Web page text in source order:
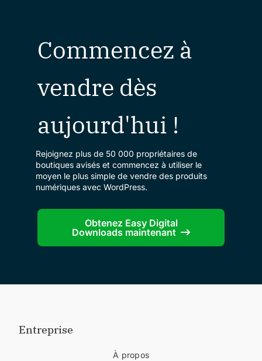
Commencez à
vendre dès
aujourd'hui !
Rejoignez plus de 50 000 propriétaires de
boutiques avisés et commencez à utiliser le
moyen le plus simple de vendre des produits
numériques avec WordPress.
Obtenez Easy Digital
Downloads maintenant
Entreprise
À propos